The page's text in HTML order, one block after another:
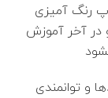
رنگ آمیزی
در آخر آموزش
و توانمندی